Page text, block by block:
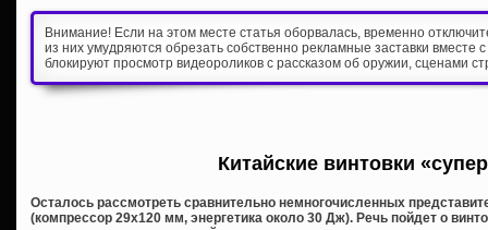
Внимание! Если на этом месте статья оборвалась, временно
из них умудряются обрезать собственно рекламные заставки вместе
блокируют просмотр видеороликов с рассказом об оружии, сценами
Китайские винтовки
Осталось рассмотреть сравнительно немногочисленных
(компрессор 29х120 мм, энергетика около 30 Дж). Речь пойдет о